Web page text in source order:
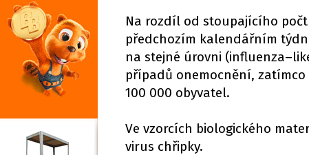
Na rozdíl od stoupajícího
předchozím kalendářním
na stejné úrovni
případů onemocnění, zatímco
100 000 obyvatel.
Ve vzorcích biologického
virus chřipky.